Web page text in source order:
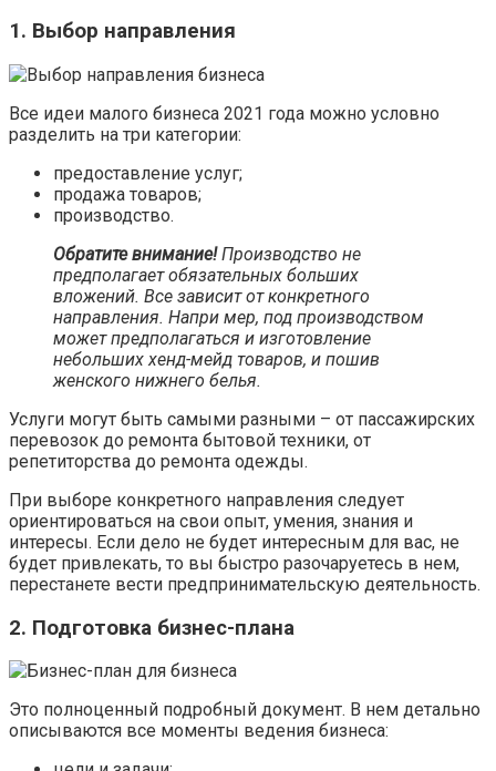
1. Выбор направления
Все идеи малого бизнеса 2021 года можно условно
разделить на три категории:
предоставление услуг;
продажа товаров;
производство.
Обратите внимание! Производство не
предполагает обязательных больших
вложений. Все зависит от конкретного
направления. Напри мер, под производством
может предполагаться и изготовление
небольших хенд-мейд товаров, и пошив
женского нижнего белья.
Услуги могут быть самыми разными – от пассажирских
перевозок до ремонта бытовой техники, от
репетиторства до ремонта одежды.
При выборе конкретного направления следует
ориентироваться на свои опыт, умения, знания и
интересы. Если дело не будет интересным для вас, не
будет привлекать, то вы быстро разочаруетесь в нем,
перестанете вести предпринимательскую деятельность.
2. Подготовка бизнес-плана
Это полноценный подробный документ. В нем детально
описываются все моменты ведения бизнеса: